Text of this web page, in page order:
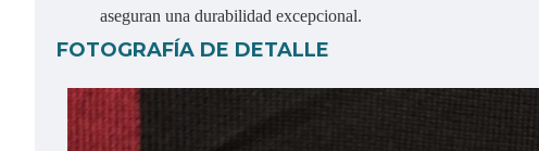
aseguran una durabilidad excepcional.
FOTOGRAFÍA DE DETALLE